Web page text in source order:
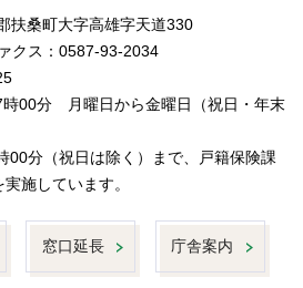
桑町大字高雄字天道330
クス：0587-93-2034
時00分 月曜日から金曜日（祝日・年末
00分（祝日は除く）まで、戸籍保険課
施しています。
窓口延長 庁舎案内